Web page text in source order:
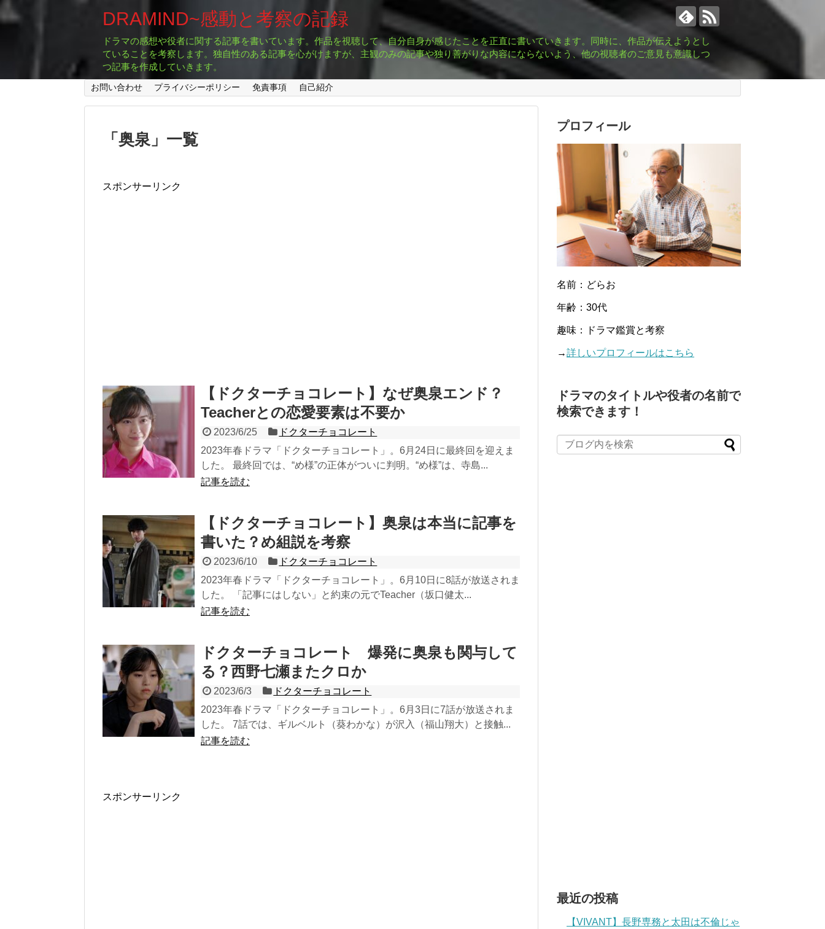
DRAMIND~感動と考察の記録
ドラマの感想や役者に関する記事を書いています。作品を視聴して、自分自身が感じたことを正直に書いていきます。同時に、作品が伝えようとし
ていることを考察します。独自性のある記事を心がけますが、主観のみの記事や独り善がりな内容にならないよう、他の視聴者のご意見も意識しつ
つ記事を作成していきます。
お問い合わせ プライバシーポリシー 免責事項 自己紹介
「 奥泉 」 一覧
スポンサーリンク
【ドクターチョコレート】なぜ奥泉エンド？
Teacherとの恋愛要素は不要か
2023/6/25
ドクターチョコレート
2023年春ドラマ「ドクターチョコレート」。6月24日に最終回を迎えま
した。 最終回では、“め様”の正体がついに判明。“め様”は、寺島...
記事を読む
【ドクターチョコレート】奥泉は本当に記事を
書いた？め組説を考察
2023/6/10
ドクターチョコレート
2023年春ドラマ「ドクターチョコレート」。6月10日に8話が放送されま
した。 「記事にはしない」と約束の元でTeacher（坂口健太...
記事を読む
ドクターチョコレート 爆発に奥泉も関与して
る？西野七瀬またクロか
2023/6/3
ドクターチョコレート
2023年春ドラマ「ドクターチョコレート」。6月3日に7話が放送されま
した。 7話では、ギルベルト（葵わかな）が沢入（福山翔大）と接触...
記事を読む
スポンサーリンク
プロフィール
名前：どらお
年齢：30代
趣味：ドラマ鑑賞と考察
→詳しいプロフィールはこちら
ドラマのタイトルや役者の名前で
検索できます！
最近の投稿
【VIVANT】長野専務と太田は不倫じゃ